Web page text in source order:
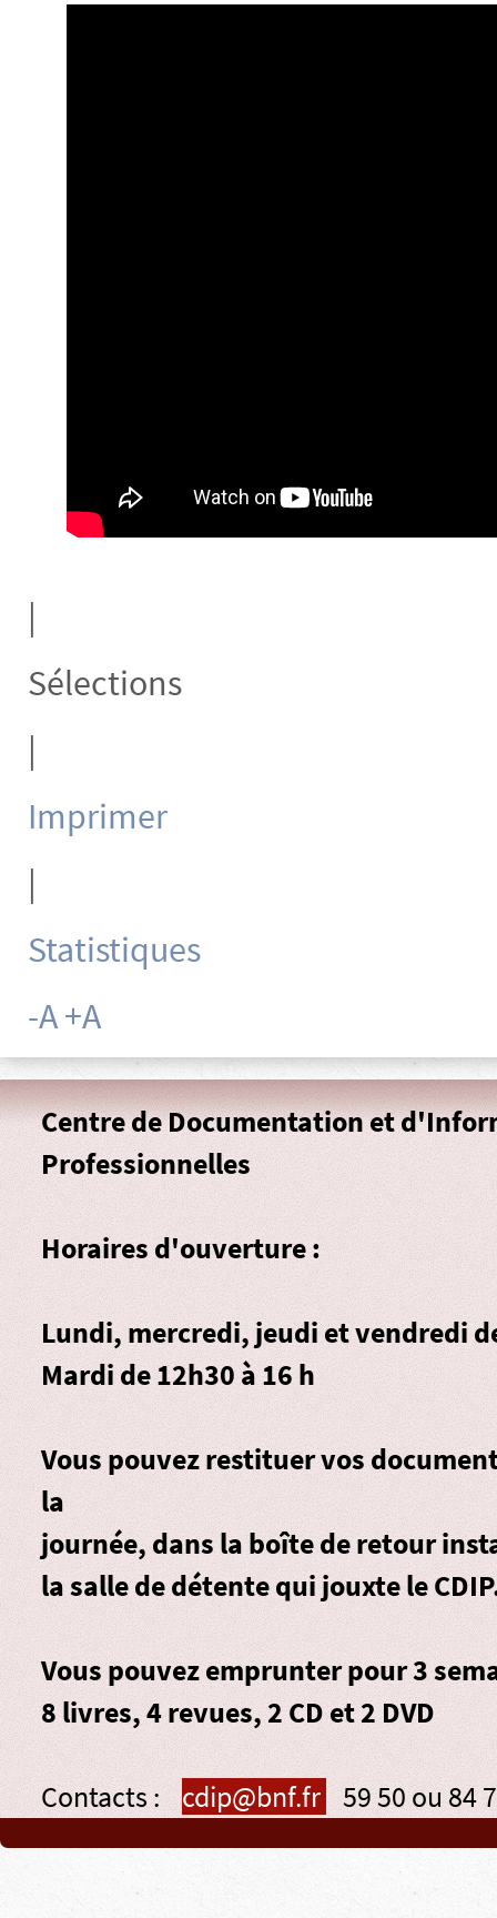
|
Sélections
|
Imprimer
|
Statistiques
-A+A
Centre de Documentation et
Professionnelles
Horaires d'ouverture :
Lundi, mercredi, jeudi et vendredi
Mardi de 12h30 à 16 h
Vous pouvez restituer vos
la
journée, dans la boîte de retour
la salle de détente qui jouxte le
Vous pouvez emprunter pour 3
8 livres, 4 revues, 2 CD et 2 DVD
Contacts : cdip@bnf.fr 59 50 ou 84